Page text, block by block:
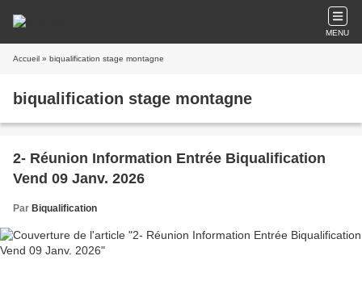
MENU
Accueil » biqualification stage montagne
biqualification stage montagne
2- Réunion Information Entrée Biqualification
Vend 09 Janv. 2026
Par Biqualification